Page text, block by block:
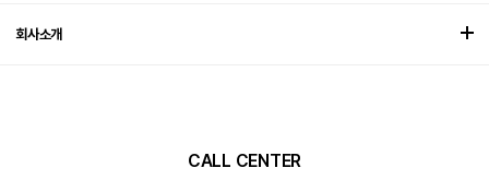
회사소개
CALL CENTER